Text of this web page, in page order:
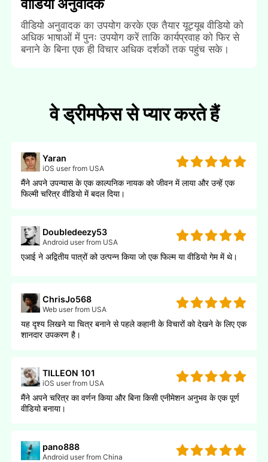
वीडियो अनुवादक
वीडियो अनुवादक का उपयोग करके एक तैयार यूट्यूब वीडियो को
अधिक भाषाओं में पुनः उपयोग करें ताकि कार्यप्रवाह को फिर से
बनाने के बिना एक ही विचार अधिक दर्शकों तक पहुंच सके।
वे ड्रीमफेस से प्यार करते हैं
Yaran
iOS user from USA
मैंने अपने उपन्यास के एक काल्पनिक नायक को जीवन में लाया और उन्हें एक
फिल्मी चरित्र वीडियो में बदल दिया।
Doubledeezy53
Android user from USA
एआई ने अद्वितीय पात्रों को उत्पन्न किया जो एक फिल्म या वीडियो गेम में थे।
ChrisJo568
Web user from USA
यह दृश्य लिखने या चित्र बनाने से पहले कहानी के विचारों को देखने के लिए एक
शानदार उपकरण है।
TILLEON 101
iOS user from USA
मैंने अपने चरित्र का वर्णन किया और बिना किसी एनीमेशन अनुभव के एक पूर्ण
वीडियो बनाया।
pano888
Android user from China